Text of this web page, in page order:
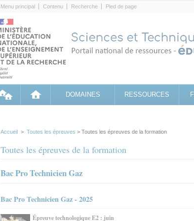
Menu principal Contenu Recherche Pied de page
DOMAINES RESSOURCES
Accueil > Toutes les épreuves > Toutes les épreuves de la formation
Toutes les épreuves de la formation
Bac Pro Technicien Gaz
Bac Pro Technicien Gaz - 2025
Épreuve technologique E2 : juin